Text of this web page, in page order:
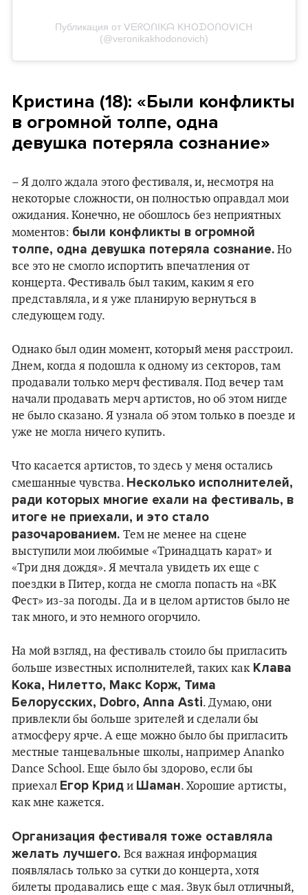
Публикация от ᐯᗴᖇOᑎIKᗩ KᕼOᗪOᑎOᐯIᑕᕼ
(@veronikakhodonovich)
Кристина (18): «Были конфликты
в огромной толпе, одна
девушка потеряла сознание»
– Я долго ждала этого фестиваля, и, несмотря на
некоторые сложности, он полностью оправдал мои
ожидания. Конечно, не обошлось без неприятных
моментов: были конфликты в огромной
толпе, одна девушка потеряла сознание. Но
все это не смогло испортить впечатления от
концерта. Фестиваль был таким, каким я его
представляла, и я уже планирую вернуться в
следующем году.
Однако был один момент, который меня расстроил.
Днем, когда я подошла к одному из секторов, там
продавали только мерч фестиваля. Под вечер там
начали продавать мерч артистов, но об этом нигде
не было сказано. Я узнала об этом только в поезде и
уже не могла ничего купить.
Что касается артистов, то здесь у меня остались
смешанные чувства. Несколько исполнителей,
ради которых многие ехали на фестиваль, в
итоге не приехали, и это стало
разочарованием. Тем не менее на сцене
выступили мои любимые «Тринадцать карат» и
«Три дня дождя». Я мечтала увидеть их еще с
поездки в Питер, когда не смогла попасть на «ВК
Фест» из-за погоды. Да и в целом артистов было не
так много, и это немного огорчило.
На мой взгляд, на фестиваль стоило бы пригласить
больше известных исполнителей, таких какКлава
Кока, Нилетто, Макс Корж, Тима
Белорусских, Dobro, Anna Asti. Думаю, они
привлекли бы больше зрителей и сделали бы
атмосферу ярче. А еще можно было бы пригласить
местные танцевальные школы, например Ananko
Dance School. Еще было бы здорово, если бы
приехал Егор Крид и Шаман. Хорошие артисты,
как мне кажется.
Организация фестиваля тоже оставляла
желать лучшего. Вся важная информация
появлялась только за сутки до концерта, хотя
билеты продавались еще с мая. Звук был отличный,